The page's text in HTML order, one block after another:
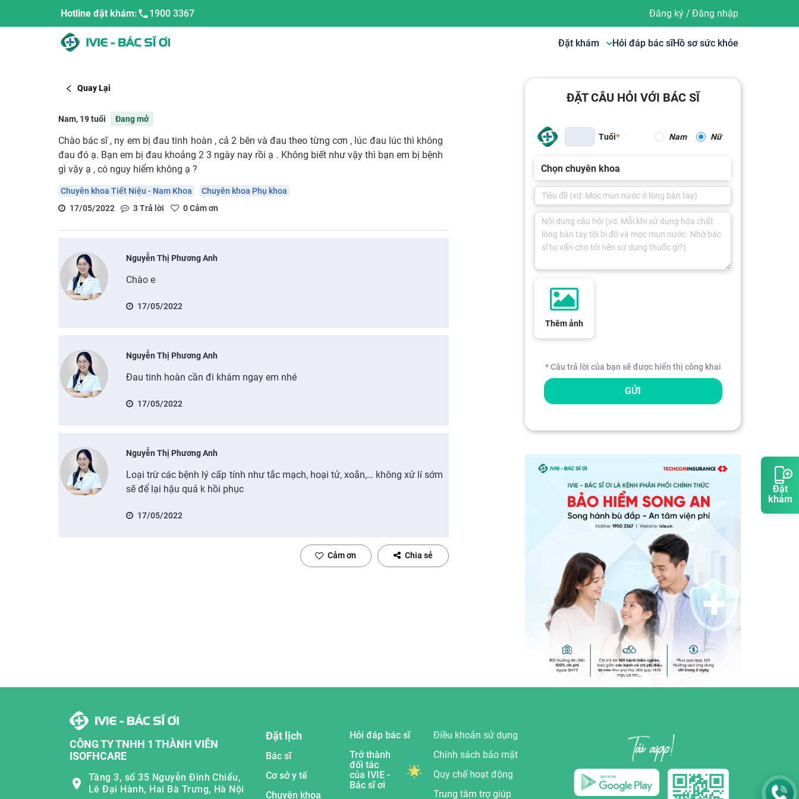
Đặt
khám
Hotline đặt khám: 1900 3367 Đăng ký/ Đăng nhập
Đặt khám Hỏi đáp bác sĩHồ sơ sức khỏe
Quay Lại
Nam, 19 tuổi Đang mở
Chào bác sĩ , ny em bị đau tinh hoàn , cả 2 bên và đau theo từng cơn , lúc đau lúc thì không
đau đó ạ. Bạn em bị đau khoảng 2 3 ngày nay rồi ạ . Không biết như vậy thì bạn em bị bệnh
gì vậy ạ , có nguy hiểm không ạ ?
Chuyên khoa Tiết Niệu - Nam Khoa
Chuyên khoa Phụ khoa
17/05/2022
3 Trả lời 0Cảm ơn
Nguyễn Thị Phương Anh
Chào e
17/05/2022
Nguyễn Thị Phương Anh
Đau tinh hoàn cần đi khám ngay em nhé
17/05/2022
Nguyễn Thị Phương Anh
Loại trừ các bệnh lý cấp tính như tắc mạch, hoại tử, xoắn,… không xử lí sớm
sẽ để lại hậu quả k hồi phục
17/05/2022
Cảm ơn Chia sẻ
ĐẶT CÂU HỎI VỚI BÁC SĨ
Tuổi Nam Nữ
Chọn chuyên khoa
Thêm ảnh
* Câu trả lời của bạn sẽ được hiển thị công khai
GỬI
CÔNG TY TNHH 1 THÀNH VIÊN
ISOFHCARE
Tầng 3, số 35 Nguyễn Đình Chiểu,
Lê Đại Hành, Hai Bà Trưng, Hà Nội
Đặt lịch
Bác sĩ
Cơ sở y tế
Chuyên khoa
Hỏi đáp bác sĩ
Trở thành
đối tác
của IVIE -
Bác sĩ ơi
Điều khoản sử dụng
Chính sách bảo mật
Quy chế hoạt động
Trung tâm trợ giúp